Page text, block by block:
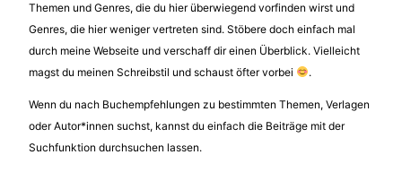
Themen und Genres, die du hier überwiegend vorfinden wirst und
Genres, die hier weniger vertreten sind. Stöbere doch einfach mal
durch meine Webseite und verschaff dir einen Überblick. Vielleicht
magst du meinen Schreibstil und schaust öfter vorbei
.
Wenn du nach Buchempfehlungen zu bestimmten Themen, Verlagen
oder Autor*innen suchst, kannst du einfach die Beiträge mit der
Suchfunktion durchsuchen lassen.